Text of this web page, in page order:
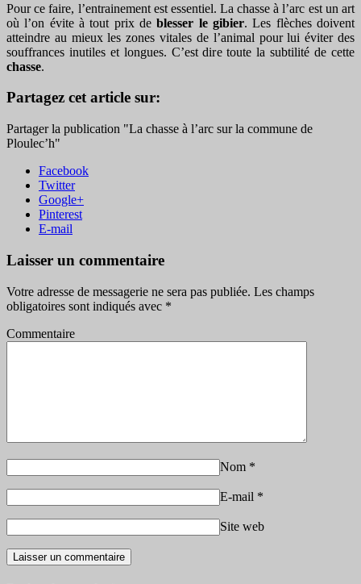
Pour ce faire, l’entrainement est essentiel. La chasse à l’arc est un art
où l’on évite à tout prix deblesser le gibier. Les flèches doivent
atteindre au mieux les zones vitales de l’animal pour lui éviter des
souffrances inutiles et longues. C’est dire toute la subtilité de cette
chasse.
Partagez cet article sur:
Partager la publication "La chasse à l’arc sur la commune de
Ploulec’h"
Facebook
Twitter
Google+
Pinterest
E-mail
Laisser un commentaire
Votre adresse de messagerie ne sera pas publiée. Les champs
obligatoires sont indiqués avec *
Commentaire
Nom *
E-mail *
Site web